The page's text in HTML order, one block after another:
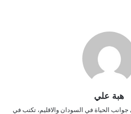
هبة علي
الحياة في السودان والاقليم، تكتب في